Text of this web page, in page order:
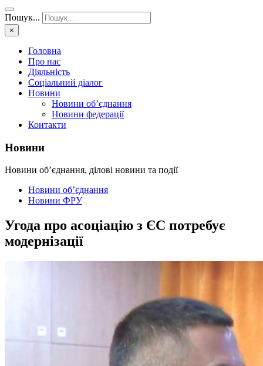
Пошук...
×
Головна
Про нас
Діяльність
Соціальний діалог
Новини
Новини об’єднання
Новини федерації
Контакти
Новини
Новини об’єднання, ділові новини та події
Новини об’єднання
Новини ФРУ
Угода про асоціацію з ЄС потребує
модернізації